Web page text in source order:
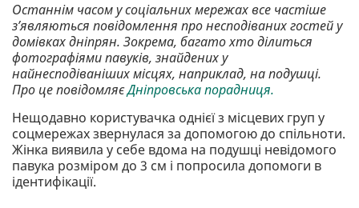
Останнім часом у соціальних мережах все частіше
з’являються повідомлення про несподіваних гостей у
домівках дніпрян. Зокрема, багато хто ділиться
фотографіями павуків, знайдених у
найнесподіваніших місцях, наприклад, на подушці.
Про це повідомляєДніпровська порадниця.
Нещодавно користувачка однієї з місцевих груп у
соцмережах звернулася за допомогою до спільноти.
Жінка виявила у себе вдома на подушці невідомого
павука розміром до 3 см і попросила допомоги в
ідентифікації.